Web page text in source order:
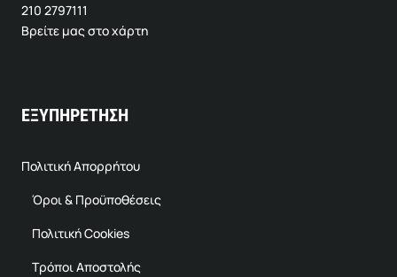
210 2797111
Βρείτε μας στο χάρτη
ΕΞΥΠΗΡΕΤΗΣΗ
Πολιτική Απορρήτου
Όροι & Προϋποθέσεις
Πολιτική Cookies
Τρόποι Αποστολής